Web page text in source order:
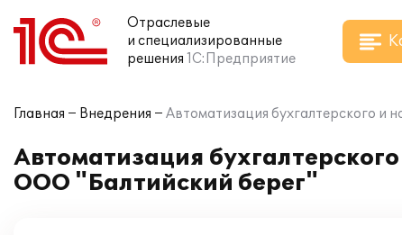
Отраслевые
и специализированные
решения 1С:Предприятие
Главная Внедрения Автоматизация бухгалтерского и
Автоматизация
ООО "Балтийский берег"